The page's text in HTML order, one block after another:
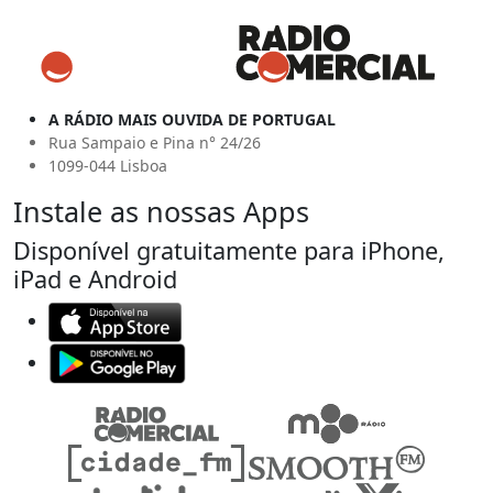
A RÁDIO MAIS OUVIDA DE PORTUGAL
Rua Sampaio e Pina n° 24/26
1099-044 Lisboa
Instale as nossas Apps
Disponível gratuitamente para iPhone,
iPad e Android